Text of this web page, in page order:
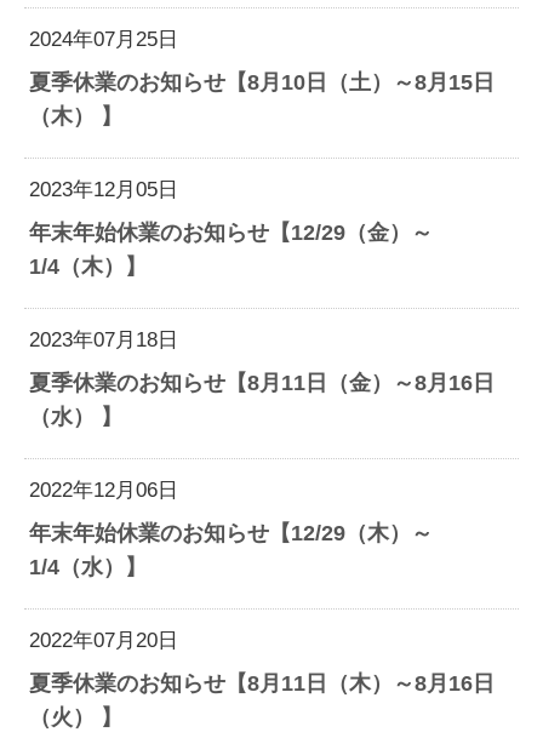
2024年07月25日
夏季休業のお知らせ【8月10日（土）～8月15日
（木） 】
2023年12月05日
年末年始休業のお知らせ【12/29（金）～
1/4（木）】
2023年07月18日
夏季休業のお知らせ【8月11日（金）～8月16日
（水） 】
2022年12月06日
年末年始休業のお知らせ【12/29（木）～
1/4（水）】
2022年07月20日
夏季休業のお知らせ【8月11日（木）～8月16日
（火） 】